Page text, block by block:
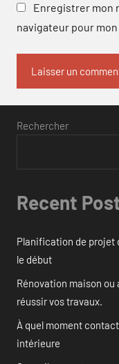
Enregistrer mon
navigateur pour
Rechercher
Recent
Planification de projet
le début
Rénovation maison
réussir vos travaux.
À quel moment
intérieure